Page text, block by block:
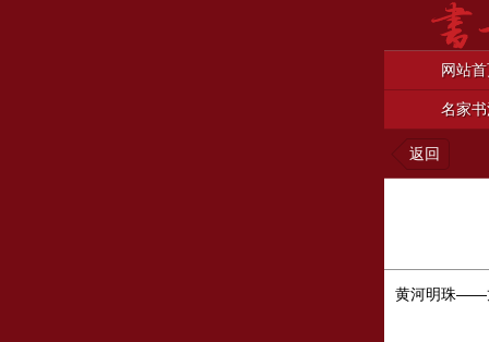
网站
名家
返回
黄河明珠——